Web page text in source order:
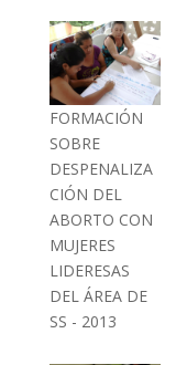
FORMACIÓN
SOBRE
DESPENALIZA
CIÓN DEL
ABORTO CON
MUJERES
LIDERESAS
DEL ÁREA DE
SS - 2013